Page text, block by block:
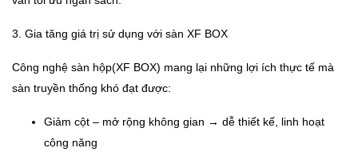
3. Gia tăng giá trị sử dụng với sàn XF BOX
Công nghệ sàn hộp(XF BOX) mang lại những lợi ích thực tế mà
sàn truyền thống khó đạt được:
Giảm cột – mở rộng không gian → dễ thiết kế, linh hoạt
công năng